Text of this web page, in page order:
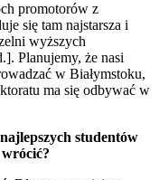
promotorów z
się tam najstarsza i
wyższych
Planujemy, że nasi
w Białymstoku,
ma się odbywać w
studentów